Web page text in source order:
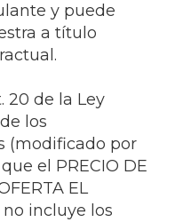
y puede
a título
20 de la Ley
los
(modificado por
el PRECIO DE
EL
no incluye los